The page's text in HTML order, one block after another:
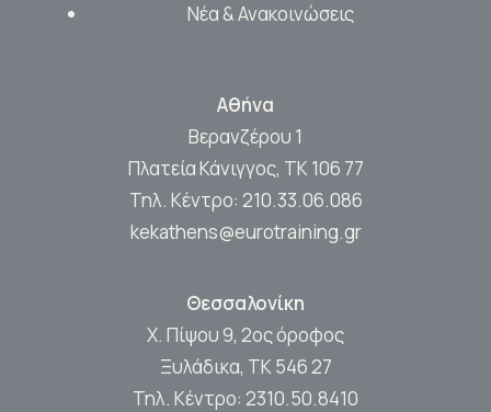
Νέα & Ανακοινώσεις
Αθήνα
Βερανζέρου 1
Πλατεία Κάνιγγος, ΤΚ 106 77
Τηλ. Κέντρο: 210.33.06.086
kekathens@eurotraining.gr
Θεσσαλονίκη
Χ. Πίψου 9, 2ος όροφος
Ξυλάδικα, ΤΚ 546 27
Τηλ. Κέντρο: 2310.50.8410